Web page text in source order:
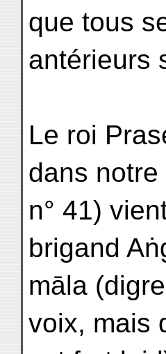
que tous
antérieurs
Le roi
dans notre
n° 41)
brigand
māla
voix, mais